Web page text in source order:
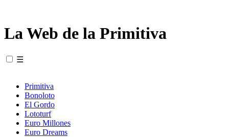
La Web de la Primitiva
☰
Primitiva
Bonoloto
El Gordo
Lototurf
Euro Millones
Euro Dreams